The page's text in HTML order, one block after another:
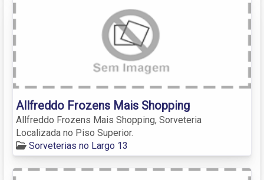
Allfreddo Frozens Mais Shopping
Allfreddo Frozens Mais Shopping, Sorveteria
Localizada no Piso Superior.
Sorveterias no Largo 13